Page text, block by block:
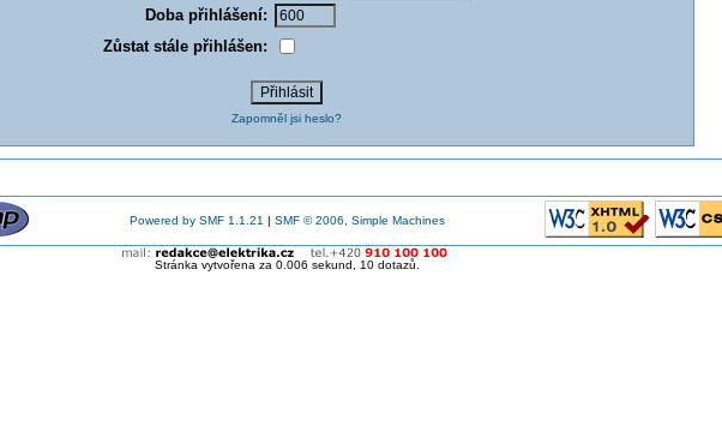
Doba přihlášení:
Zůstat stále přihlášen:
Zapomněl jsi heslo?
Powered by SMF 1.1.21 | SMF © 2006, Simple Machines
Stránka vytvořena za 0.006 sekund, 10 dotazů.